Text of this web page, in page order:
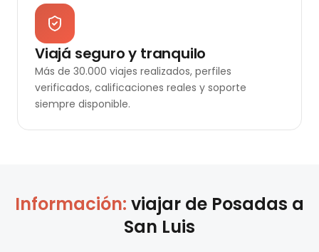
Viajá seguro y tranquilo
Más de 30.000 viajes realizados, perfiles
verificados, calificaciones reales y soporte
siempre disponible.
Información: viajar de Posadas a
San Luis